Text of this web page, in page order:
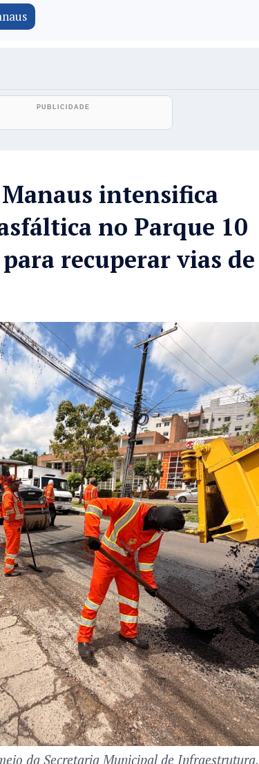
intensifica
no Parque 10
recuperar vias de
da Secretaria Municipal de Infraestrutura,